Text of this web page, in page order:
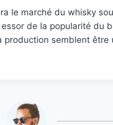
le marché du whisky
de la popularité du
semblent être